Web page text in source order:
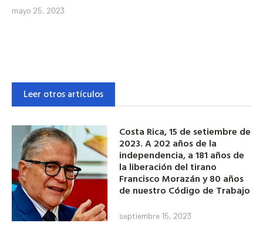
mayo 25, 2023
Leer otros artículos
Costa Rica, 15 de setiembre de
2023. A 202 años de la
independencia, a 181 años de
la liberación del tirano
Francisco Morazán y 80 años
de nuestro Código de Trabajo
septiembre 15, 2023